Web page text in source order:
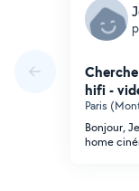
hifi -
Paris
Bonjour,
home